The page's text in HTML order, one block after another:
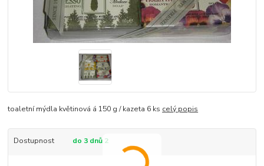
toaletní mýdla květinová á 150 g / kazeta 6 ks celý popis
Dostupnost do 3 dnů 2